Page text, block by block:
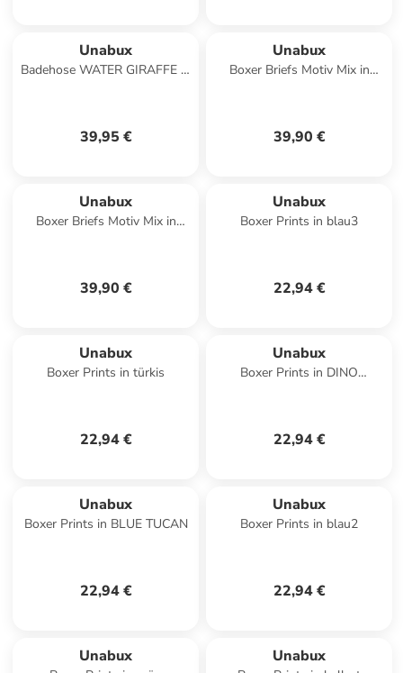
Unabux
Badehose WATER GIRAFFE in
39,95 €
Unabux
Boxer Briefs Motiv Mix in
39,90 €
Unabux
Boxer Briefs Motiv Mix in
39,90 €
Unabux
Boxer Prints in blau3
22,94 €
Unabux
Boxer Prints in türkis
22,94 €
Unabux
Boxer Prints in DINO
22,94 €
Unabux
Boxer Prints in BLUE TUCAN
22,94 €
Unabux
Boxer Prints in blau2
22,94 €
Unabux Unabux